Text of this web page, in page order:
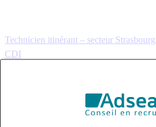
Technicien itinérant – secteur
CDI
Published on 06/08/2026